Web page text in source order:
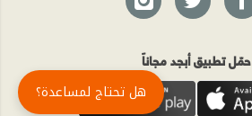
حمّل تطبيق أبجد مجاناً
هل تحتاج لمساعدة؟